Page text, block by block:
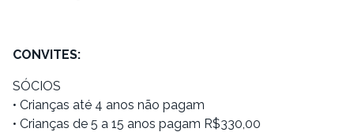
CONVITES:
SÓCIOS
• Crianças até 4 anos não pagam
• Crianças de 5 a 15 anos pagam R$330,00